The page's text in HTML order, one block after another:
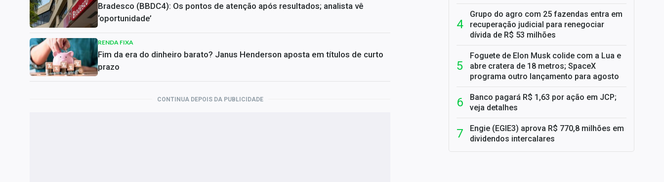
Bradesco (BBDC4): Os pontos de atenção após resultados; analista vê
‘oportunidade’
RENDA FIXA
Fim da era do dinheiro barato? Janus Henderson aposta em títulos de curto
prazo
CONTINUA DEPOIS DA PUBLICIDADE
Grupo do agro com 25 fazendas entra em
recuperação judicial para renegociar
dívida de R$ 53 milhões
Foguete de Elon Musk colide com a Lua e
abre cratera de 18 metros; SpaceX
programa outro lançamento para agosto
Banco pagará R$ 1,63 por ação em JCP;
veja detalhes
Engie (EGIE3) aprova R$ 770,8 milhões em
dividendos intercalares